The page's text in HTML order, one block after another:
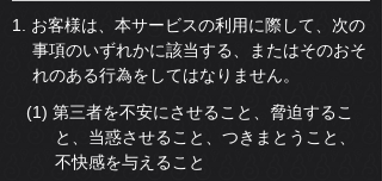
1. お客様は、本サービスの利用に際して、次の
事項のいずれかに該当する、またはそのおそ
れのある行為をしてはなりません。
(1) 第三者を不安にさせること、脅迫するこ
と、当惑させること、つきまとうこと、
不快感を与えること